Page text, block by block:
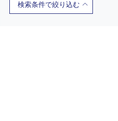
検索条件で絞り込む